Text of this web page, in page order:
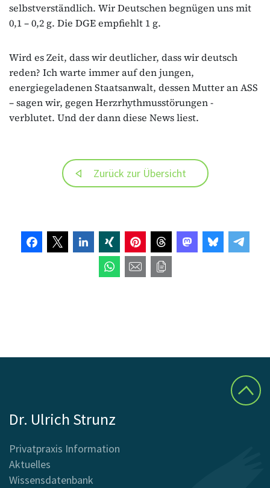
selbstverständlich. Wir Deutschen begnügen uns mit
0,1 – 0,2 g. Die DGE empfiehlt 1 g.
Wird es Zeit, dass wir deutlicher, dass wir deutsch
reden? Ich warte immer auf den jungen,
energiegeladenen Staatsanwalt, dessen Mutter an ASS
– sagen wir, gegen Herzrhythmusstörungen -
verblutet. Und der dann diese News liest.
Zurück zur Übersicht
Dr. Ulrich Strunz
Privatpraxis Information
Aktuelles
Wissensdatenbank